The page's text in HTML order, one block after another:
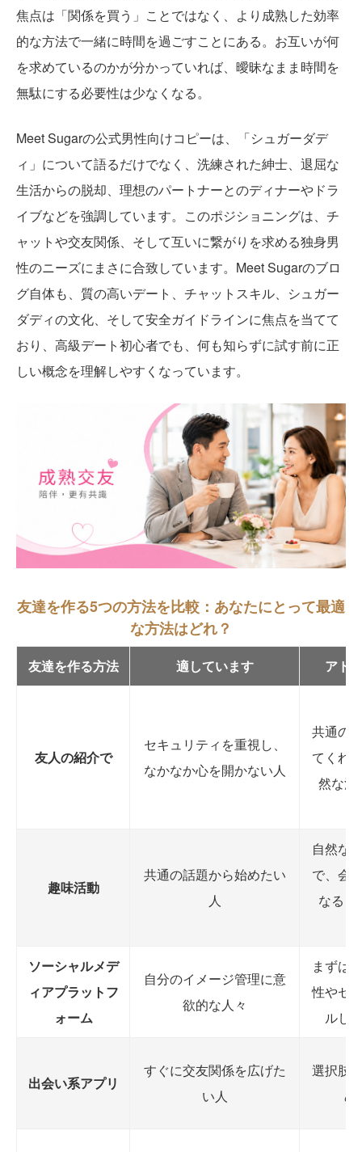
焦点は「関係を買う」ことではなく、より成熟した効率
的な方法で一緒に時間を過ごすことにある。お互いが何
を求めているのかが分かっていれば、曖昧なまま時間を
無駄にする必要性は少なくなる。
Meet Sugarの公式男性向けコピーは、「シュガーダデ
ィ」について語るだけでなく、洗練された紳士、退屈な
生活からの脱却、理想のパートナーとのディナーやドラ
イブなどを強調しています。このポジショニングは、チ
ャットや交友関係、そして互いに繋がりを求める独身男
性のニーズにまさに合致しています。Meet Sugarのブロ
グ自体も、質の高いデート、チャットスキル、シュガー
ダディの文化、そして安全ガイドラインに焦点を当てて
おり、高級デート初心者でも、何も知らずに試す前に正
しい概念を理解しやすくなっています。
友達を作る5つの方法を比較：あなたにとって最適
な方法はどれ？
友達を作る方法 適しています アド
友人の紹介で
セキュリティを重視し、
なかなか心を開かない人
共通の
てくれ
然な流
趣味活動
共通の話題から始めたい
人
自然な
で、会
なるこ
ソーシャルメデ
ィアプラットフ
ォーム
自分のイメージ管理に意
欲的な人々
まずは
性やセ
ルし
出会い系アプリ
すぐに交友関係を広げた
い人
選択肢
め